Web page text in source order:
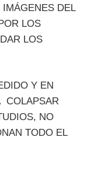
DEL
LOS
LOS
Y EN
COLAPSAR
NO
TODO EL